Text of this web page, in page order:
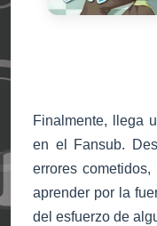
Finalmente, llega
en el Fansub.
errores
aprender por la
del esfuerzo de